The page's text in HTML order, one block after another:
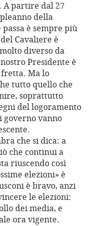
A partire dal 27
della
è sempre più
Cavaliere è
diverso da
Presidente è
Ma lo
tutto quello che
soprattutto
del logoramento
governo vanno
che si dica: a
che continui a
riuscendo così
elezioni» è
è bravo, anzi
le elezioni:
dei media, e
ora vigente.